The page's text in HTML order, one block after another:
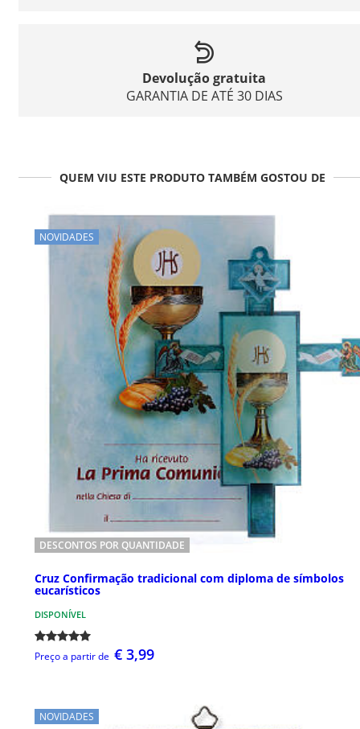
Devolução gratuita
GARANTIA DE ATÉ 30 DIAS
QUEM VIU ESTE PRODUTO TAMBÉM GOSTOU DE
NOVIDADES
DESCONTOS POR QUANTIDADE
Cruz Confirmação tradicional com diploma de símbolos
eucarísticos
DISPONÍVEL
Preço a partir de € 3,99
NOVIDADES